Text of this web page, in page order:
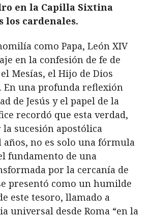
en la Capilla Sixtina
los cardenales.
como Papa, León XIV
en la confesión de fe de
Mesías, el Hijo de Dios
En una profunda reflexión
de Jesús y el papel de la
recordó que esta verdad,
sucesión apostólica
no es solo una fórmula
fundamento de una
por la cercanía de
presentó como un humilde
este tesoro, llamado a
universal desde Roma “en la